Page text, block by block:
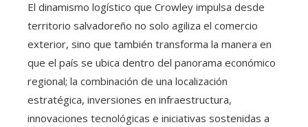
El dinamismo logístico que Crowley impulsa desde
territorio salvadoreño no solo agiliza el comercio
exterior, sino que también transforma la manera en
que el país se ubica dentro del panorama económico
regional; la combinación de una localización
estratégica, inversiones en infraestructura,
innovaciones tecnológicas e iniciativas sostenidas a